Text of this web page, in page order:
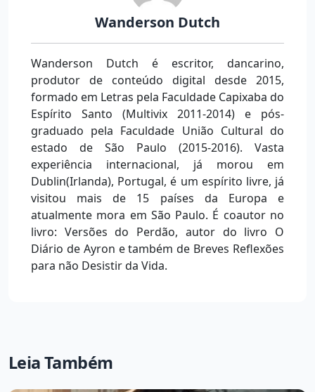
Wanderson Dutch
Wanderson Dutch é escritor, dancarino,
produtor de conteúdo digital desde 2015,
formado em Letras pela Faculdade Capixaba do
Espírito Santo (Multivix 2011-2014) e pós-
graduado pela Faculdade União Cultural do
estado de São Paulo (2015-2016). Vasta
experiência internacional, já morou em
Dublin(Irlanda), Portugal, é um espírito livre, já
visitou mais de 15 países da Europa e
atualmente mora em São Paulo. É coautor no
livro: Versões do Perdão, autor do livro O
Diário de Ayron e também de Breves Reflexões
para não Desistir da Vida.
Leia Também